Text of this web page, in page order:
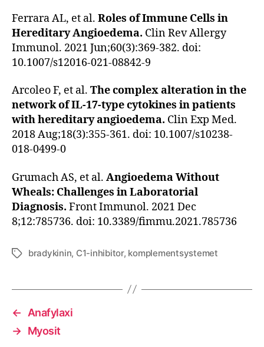
Ferrara AL, et al. Roles of Immune Cells in
Hereditary Angioedema. Clin Rev Allergy
Immunol. 2021 Jun;60(3):369-382. doi:
10.1007/s12016-021-08842-9
Arcoleo F, et al. The complex alteration in the
network of IL-17-type cytokines in patients
with hereditary angioedema. Clin Exp Med.
2018 Aug;18(3):355-361. doi: 10.1007/s10238-
018-0499-0
Grumach AS, et al. Angioedema Without
Wheals: Challenges in Laboratorial
Diagnosis. Front Immunol. 2021 Dec
8;12:785736. doi: 10.3389/fimmu.2021.785736
Etiketterbradykinin, C1-inhibitor, komplementsystemet
←
Anafylaxi
→ Myosit